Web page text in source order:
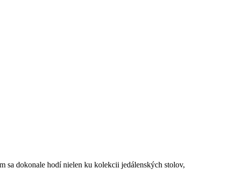
sa dokonale hodí nielen ku kolekcii jedálenských stolov,